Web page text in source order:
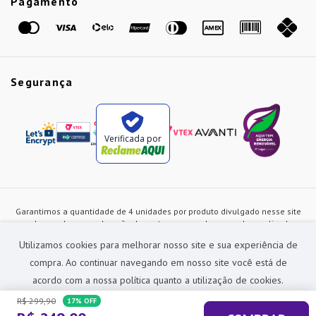
Utilizamos cookies para melhorar nosso site e sua experiência de
compra. Ao continuar navegando em nosso site você está de
acordo com a nossa política quanto a utilização de cookies.
R$ 299,90 17% OFF
Segurança
Verificada por
Garantimos a quantidade de 4 unidades por produto divulgado nesse site
ou de acordo com a duração dos estoques, sendo as vendas realizadas
alterados a qualquer instante sem prévia comunicação e são exclusivos
para a loja virtual, não restando nenhuma obrigação de prática similar nas
lojas físicas da rede Preçolandia. Todas as imagens dos produtos são
meramente ilustrativas.
Preçolandia Comercial Ltda CNPJ: 62.270.186/0011-28